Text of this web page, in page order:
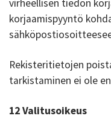
virheellisen tiedon
korjaamispyyntö
Rekisteritietojen
tarkistaminen ei ole
12 Valitusoikeus